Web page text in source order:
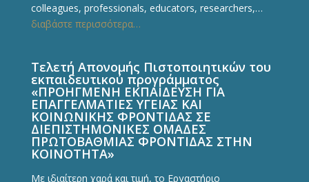
colleagues, professionals, educators, researchers,…
διαβάστε περισσότερα…
Τελετή Απονομής Πιστοποιητικών του
εκπαιδευτικού προγράμματος
«ΠΡΟΗΓΜΕΝΗ ΕΚΠΑΙΔΕΥΣΗ ΓΙΑ
ΕΠΑΓΓΕΛΜΑΤΙΕΣ ΥΓΕΙΑΣ ΚΑΙ
ΚΟΙΝΩΝΙΚΗΣ ΦΡΟΝΤΙΔΑΣ ΣΕ
ΔΙΕΠΙΣΤΗΜΟΝΙΚΕΣ ΟΜΑΔΕΣ
ΠΡΩΤΟΒΑΘΜΙΑΣ ΦΡΟΝΤΙΔΑΣ ΣΤΗΝ
ΚΟΙΝΟΤΗΤΑ»
Με ιδιαίτερη χαρά και τιμή, το Εργαστήριο